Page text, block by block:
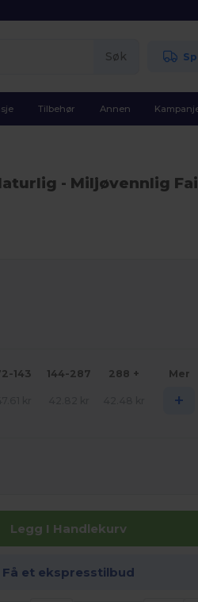
Søk
Tilbehør Annen
- Miljøvennlig
143 144-287 288 + Mer
+
Legg I Handlekurv
Få et ekspresstilbud